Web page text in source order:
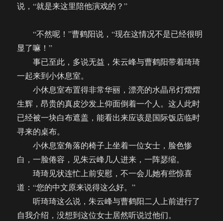
说，“就是来这里陪他演戏的？”
“不然呢！”曹鹤阳说，“现在这情况不是已经很明
显了嘛！”
事已至此，多说无益，朱云峰与曹鹤阳带着琦琦
一起来到小休息室。
小休息室布置得非常华丽，漂亮的水晶吊灯熠熠
生辉，昂贵的真皮沙发上仰面倒着一个人。这人此时
已经被一块白布遮盖，能看出来应该是国际饭店临时
寻来的桌布。
小休息室角落的椅子上坐着一位女士，脸色惨
白，一脸倦容，见朱云峰几人进来，一阵瑟缩。
琦琦见状连忙上前安慰，不一会儿她有些惊喜
道：“您的中文原来说得这么好。”
听琦琦这么说，朱云峰与曹鹤阳二人上前进行了
自我介绍，没想到这位女士居然听说过他们。